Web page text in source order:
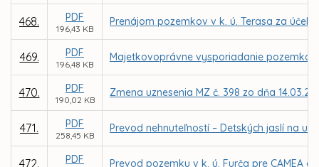
468. PDF
196,43 KB
Prenájom pozemkov v k. ú. Terasa za
469. PDF
196,48 KB
Majetkovoprávne vysporiadanie
470. PDF
190,02 KB
Zmena uznesenia MZ č. 398 zo dňa
471. PDF
258,45 KB
Prevod nehnuteľností – Detských jaslí na
472. PDF Prevod pozemku v k. ú. Furča pre CAMEA